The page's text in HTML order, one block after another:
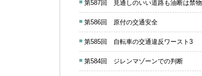
第587回 見通しのいい道路も油断は禁物
第586回 原付の交通安全
第585回 自転車の交通違反ワースト3
第584回 ジレンマゾーンでの判断